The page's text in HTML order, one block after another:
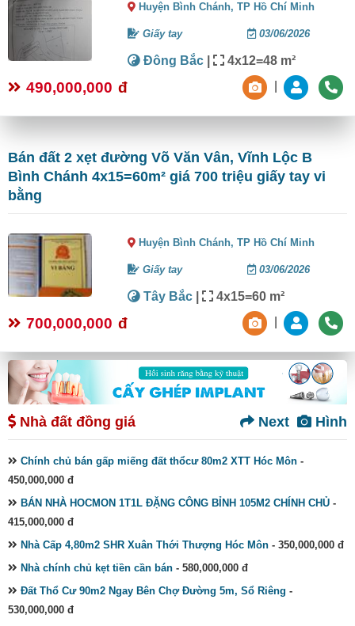
Huyện Bình Chánh,TP Hồ Chí Minh
Giấy tay 03/06/2026
Đông Bắc | 4x12=48 m²
490,000,000 đ
Bán đất 2 xẹt đường Võ Văn Vân, Vĩnh Lộc B
Bình Chánh 4x15=60m² giá 700 triệu giấy tay vi
bằng
Huyện Bình Chánh,TP Hồ Chí Minh
Giấy tay 03/06/2026
Tây Bắc | 4x15=60 m²
700,000,000 đ
Nhà đất đồng giá Hình
Next
Chính chủ bán gấp miếng đất thổcư 80m2 XTT Hóc Môn -
450,000,000 đ
BÁN NHÀ HOCMON 1T1L ĐẶNG CÔNG BỈNH 105M2 CHÍNH CHỦ -
415,000,000 đ
Nhà Cấp 4,80m2 SHR Xuân Thới Thượng Hóc Môn - 350,000,000 đ
Nhà chính chủ kẹt tiền cần bán - 580,000,000 đ
Đất Thổ Cư 90m2 Ngay Bên Chợ Đường 5m, Sổ Riêng -
530,000,000 đ